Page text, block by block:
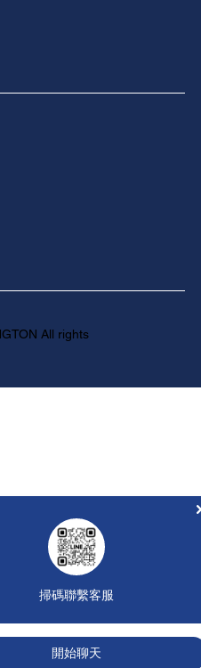
All rights
掃碼聯繫客服
開始聊天